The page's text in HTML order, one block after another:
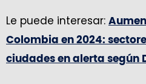
Le puede interesar:
Colombia en 2024:
ciudades en alerta según